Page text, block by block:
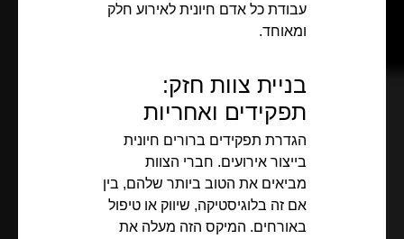
עבודת כל אדם חיונית לאירוע חלק
ומאוחד.
בניית צוות חזק:
תפקידים ואחריות
הגדרת תפקידים ברורים חיונית
בייצור אירועים. חברי הצוות
מביאים את הטוב ביותר שלהם, בין
אם זה בלוגיסטיקה, שיווק או טיפול
באורחים. המיקס הזה מעלה את